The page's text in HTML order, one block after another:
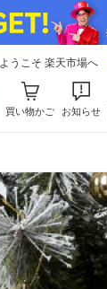
ようこそ 楽天市場へ
買い物かご お知らせ